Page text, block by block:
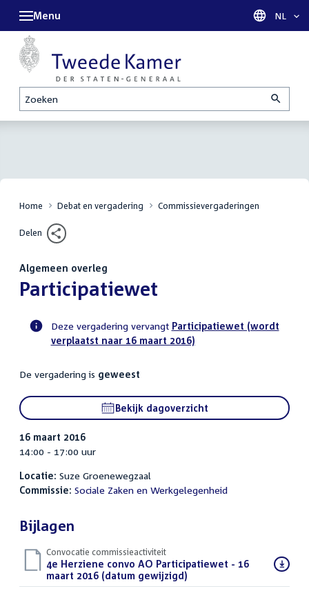
Zoeken
Menu Taal
NL
Home Debat en vergadering Commissievergaderingen
Delen
Algemeen overleg
:Participatiewet
Voortgangsstatus
activiteit
Deze vergadering vervangt Participatiewet (wordt
verplaatst naar 16 maart 2016)
De vergadering is geweest
Bekijk dagoverzicht
16 maart 2016
14:00 - 17:00 uur
Locatie: Suze Groenewegzaal
Commissie: Sociale Zaken en Werkgelegenheid
Bijlagen
Convocatie commissieactiviteit
Download
bestand:
4e Herziene convo AO Participatiewet - 16
maart 2016 (datum gewijzigd)